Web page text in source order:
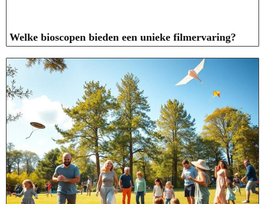
Welke bioscopen bieden een unieke filmervaring?